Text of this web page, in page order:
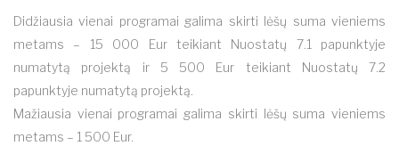
Didžiausia vienai programai galima skirti lėšų suma vieniems
metams – 15 000 Eur teikiant Nuostatų 7.1 papunktyje
numatytą projektą ir 5 500 Eur teikiant Nuostatų 7.2
papunktyje numatytą projektą.
Mažiausia vienai programai galima skirti lėšų suma vieniems
metams – 1 500 Eur.